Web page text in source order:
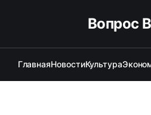
Вопрос
ГлавнаяНовостиКультура